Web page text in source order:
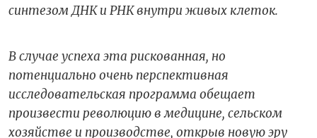
синтезом ДНК и РНК внутри живых клеток.
В случае успеха эта рискованная, но
потенциально очень перспективная
исследовательская программа обещает
произвести революцию в медицине, сельском
хозяйстве и производстве, открыв новую эру